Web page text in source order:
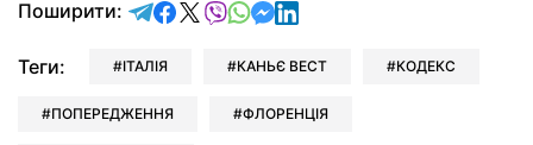
Поширити: відправити у Telegram
поділитись у Facebook
поділитись у X
відправити у Viber
відправити у Whatsapp
відправити у Messenger
відправити у LinkedIn
Теги: ІТАЛІЯ КАНЬЄ ВЕСТ КОДЕКС
ПОПЕРЕДЖЕННЯ ФЛОРЕНЦІЯ